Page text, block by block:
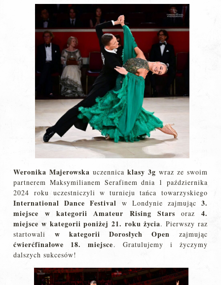
Weronika Majerowskauczennica klasy 3g wraz ze swoim
partnerem Maksymilianem Serafinem dnia 1 października
2024 roku uczestniczyli w turnieju tańca towarzyskiego
International Dance Festival w Londynie zajmując 3.
miejsce w kategorii Amateur Rising Stars oraz 4.
miejsce w kategorii poniżej 21. roku życia. Pierwszy raz
startowali w kategorii Dorosłych Open zajmując
ćwierćfinałowe 18. miejsce. Gratulujemy i życzymy
dalszych sukcesów!